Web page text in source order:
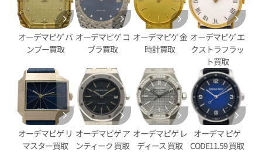
ロイヤルオーク オフショア
26420CE.OO.A043VE.01
オーデマ ピゲ ロイヤルオー
クロノグラフ
参考買取価格
6,747,000
※2026年5月9日時点の参考買
オーデマピゲ バ
ンブー買取
オーデマピゲ コ
ブラ買取
オーデマピゲ 金
時計買取
オーデマピゲ エ
クストラフラッ
ト買取
オーデマピゲ リ
マスター買取
オーデマピゲ ア
ンティーク 買取
オーデマピゲ レ
ディース 買取
オーデマ ピゲ
CODE11.59 買取